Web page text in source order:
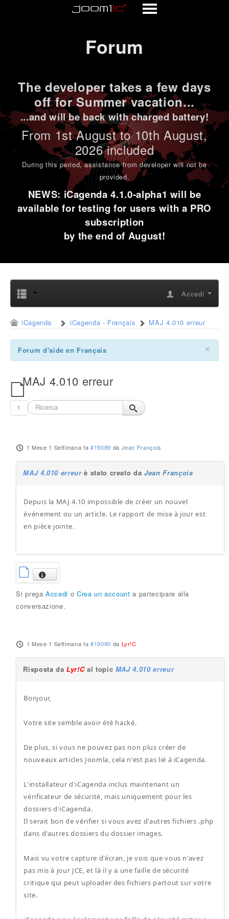
Forum
The developer takes a few days
off for Summer vacation...
...and will be back with charged battery!
From 1stAugust to 10th August,
2026 included
During this period,assistance from developer will not be
provided.
NEWS: iCagenda 4.1.0-alpha1 will be
available for testing for users with a PRO
subscription
by the end of August!
Accedi
iCagenda iCagenda - Français MAJ 4.010 erreur
×
Forum d'aide en Français
MAJ 4.010 erreur
1
1 Mese 1 Settimana fa #19089 da Jean François
MAJ 4.010 erreurè stato creato daJean François
Depuis la MAJ 4.10 impossible de créer un nouvel
événement ou un article. Le rapport de mise à jour est
en pièce jointe.
Si pregaAccedi o Crea un account a partecipare alla
conversazione.
1 Mese 1 Settimana fa #19090 da Lyr!C
Risposta daLyr!Cal topic MAJ 4.010 erreur
Bonjour,
Votre site semble avoir été hacké.
De plus, si vous ne pouvez pas non plus créer de
nouveaux articles Joomla, cela n'est pas lié à iCagenda.
L'installateur d'iCagenda inclus maintenant un
vérificateur de sécurité, mais uniquement pour les
dossiers d'iCagenda.
Il serait bon de vérifier si vous avez d'autres fichiers .php
dans d'autres dossiers du dossier images.
Mais vu votre capture d'écran, je vois que vous n'avez
pas mis à jour JCE, et là il y a une faille de sécurité
critique qui peut uploader des fichiers partout sur votre
site.